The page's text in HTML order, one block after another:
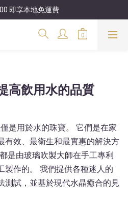
即享本地免運費
高飲用水的品質
是用於水的珠寶。 它們是在家
有效、最衛生和最實惠的解決方
是由玻璃吹製大師在手工專利
製作的。 我們提供各種迷人的
測試，並基於現代水晶癒合的見